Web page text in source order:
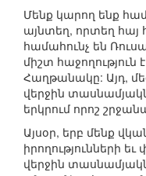
Մենք կարող ենք
այնտեղ, որտեղ հայ
համահունչ են
միշտ հաջողություն
Հաղթանակը: Այդ,
վերջին
երկրում որոշ
Այսօր, երբ մենք
իրողությունների
վերջին